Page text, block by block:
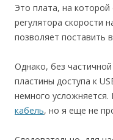
Это плата, на
регулятора скорости
позволяет поставить
Однако, без
пластины доступа к
немного
кабель, но я еще не